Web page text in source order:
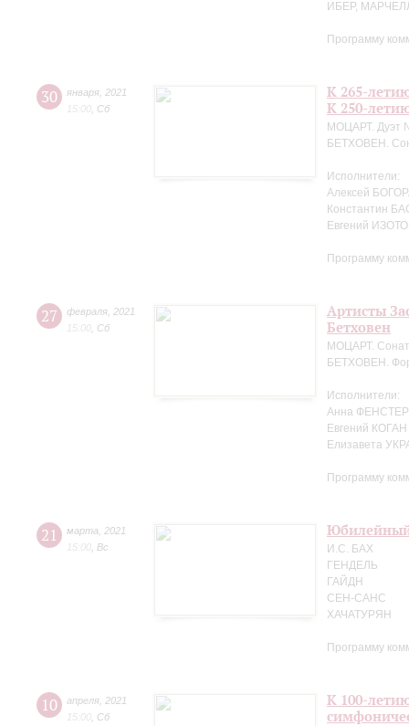
ИБЕР,
Программу
30 января 2021
15:00 Сб
К 265-
К 250-
МОЦАРТ. Дуэт
БЕТХОВЕН.
Исполнители:
Алексей
Константин
Евгений
Программу
27 февраля 2021
15:00 Сб
Артисты
Бетховен
МОЦАРТ.
БЕТХОВЕН.
Исполнители:
Анна ФЕНСТЕР
Евгений
Елизавета
Программу
21 марта
2021
15:00 Вс
Юбилейный
И.С. БАХ
ГЕНДЕЛЬ
ГАЙДН
СЕН-САНС
ХАЧАТУРЯН
Программу
10 апреля 2021
15:00 Сб
К 100-